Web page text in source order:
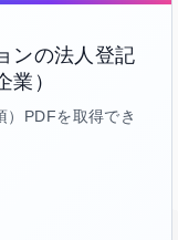
ンの法人登記
）
）PDFを取得でき